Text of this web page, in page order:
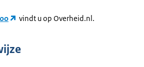
vindt u op Overheid.nl.